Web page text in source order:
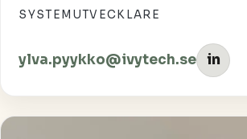
SYSTEMUTVECKLARE
ylva.pyykko@ivytech.se in